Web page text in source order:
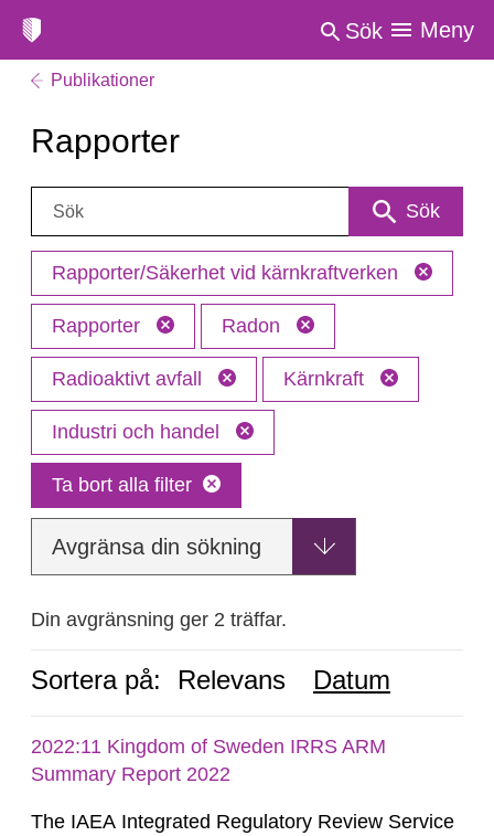
Sök Meny
Publikationer
Rapporter
Sök: Sök
Rapporter/Säkerhet vid kärnkraftverken
Rapporter Radon
Radioaktivt avfall Kärnkraft
Industri och handel
Ta bort alla filter
Avgränsa din sökning
Din avgränsning ger 2 träffar.
Sortera på: Relevans Datum
2022:11 Kingdom of Sweden IRRS ARM
Summary Report 2022
The IAEA Integrated Regulatory Review Service